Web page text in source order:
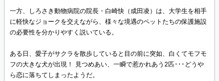
一方、しろさき動物病院の院長・白崎快（成田凌）は、大学生を相手
に軽快なジョークを交えながら、様々な境遇のペットたちの保護施設
の必要性を分かりやすく説いている。
ある日、愛子がサクラを散歩していると目の前に突如、白くてモフモ
フの大きな犬が出現！ 見つめあい、一瞬で惹かれあう2匹･･･どうや
ら恋に落ちてしまったようだ。